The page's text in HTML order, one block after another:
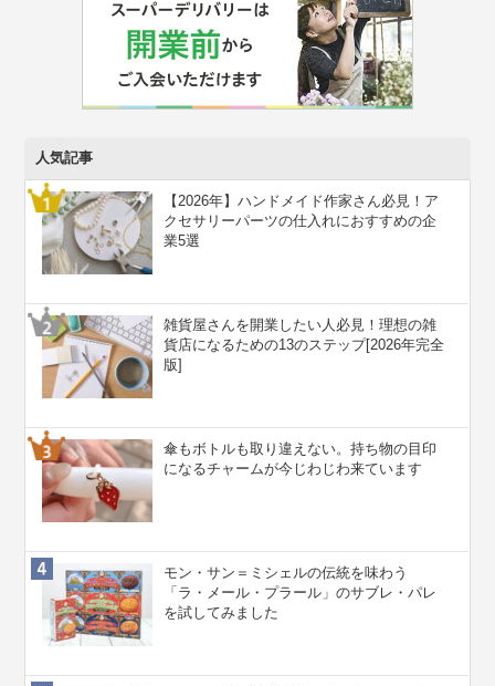
人気記事
【2026年】ハンドメイド作家さん必見！ア
クセサリーパーツの仕入れにおすすめの企
業5選
雑貨屋さんを開業したい人必見！理想の雑
貨店になるための13のステップ[2026年完全
版]
傘もボトルも取り違えない。持ち物の目印
になるチャームが今じわじわ来ています
モン・サン＝ミシェルの伝統を味わう
「ラ・メール・プラール」のサブレ・パレ
を試してみました